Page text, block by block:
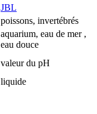
JBL
poissons, invertébrés
aquarium, eau de mer ,
eau douce
valeur du pH
liquide